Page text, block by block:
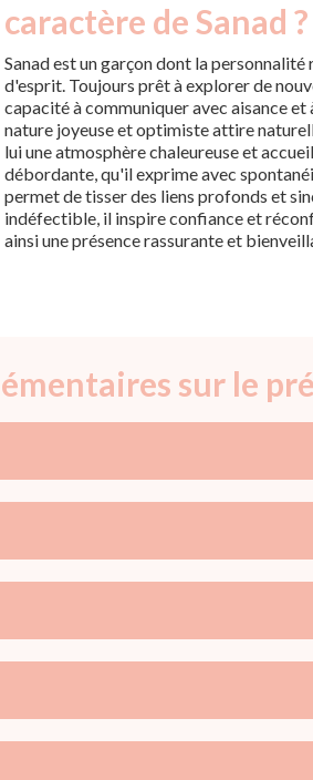
caractère de Sanad ?
Sanad est un garçon dont la
d'esprit. Toujours prêt à explorer de
capacité à communiquer avec aisance
nature joyeuse et optimiste attire
lui une atmosphère chaleureuse et
débordante, qu'il exprime avec
permet de tisser des liens profonds et
indéfectible, il inspire confiance et
ainsi une présence rassurante et
sur le